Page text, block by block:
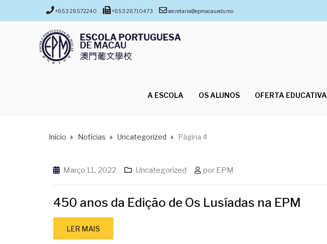
+853 28572240 +853 28710473 secretaria@epmacau.edu.mo
A ESCOLA
OS ALUNOS OFERTA EDUCATIVA
Início Notícias Uncategorized Página 4
Março 11, 2022 Uncategorized por EPM
450 anos da Edição de Os Lusíadas na EPM
LER MAIS